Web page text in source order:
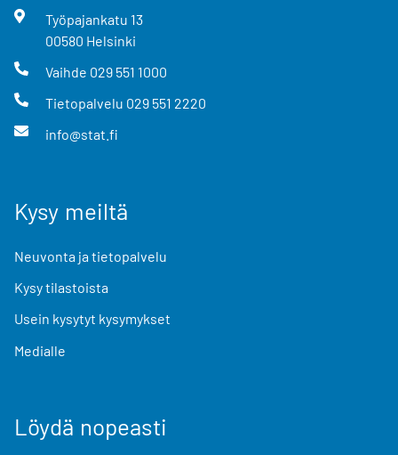
Työpajankatu 13
00580 Helsinki
Vaihde 029 551 1000
Tietopalvelu 029 551 2220
info@stat.fi
Kysy meiltä
Neuvonta ja tietopalvelu
Kysy tilastoista
Usein kysytyt kysymykset
Medialle
Löydä nopeasti